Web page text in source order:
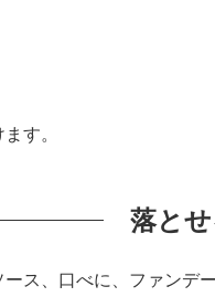
す。
落と
ス、口べに、ファンデ